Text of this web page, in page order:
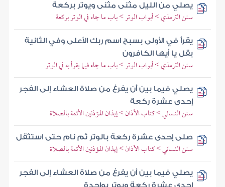
يصلي من الليل مثنى مثنى ويوتر بركعة
سنن الترمذي > أبواب الوتر > باب ما جاء في الوتر بركعة
يقرأ في الأولى بسبح اسم ربك الأعلى وفي الثانية
بقل يا أيها الكافرون
سنن الترمذي > أبواب الوتر > باب ما جاء فيما يقرأ به في الوتر
يصلي فيما بين أن يفرغ من صلاة العشاء إلى الفجر
إحدى عشرة ركعة
سنن النسائي > كتاب الأذان > إيذان المؤذنين الأئمة بالصلاة
صلى إحدى عشرة ركعة بالوتر ثم نام حتى استثقل
سنن النسائي > كتاب الأذان > إيذان المؤذنين الأئمة بالصلاة
يصلي فيما بين أن يفرغ من صلاة العشاء إلى الفجر
إحدى عشرة ركعة ويوتر بواحدة